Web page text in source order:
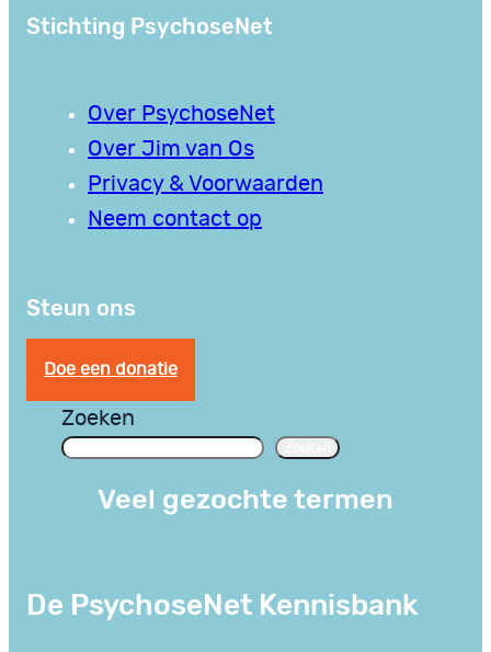
Stichting PsychoseNet
Over PsychoseNet
Over Jim van Os
Privacy & Voorwaarden
Neem contact op
Steun ons
Doe een donatie
Zoeken
Veel gezochte termen
De PsychoseNet Kennisbank